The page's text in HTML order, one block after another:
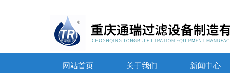
网站首页 关于我们 新闻中心